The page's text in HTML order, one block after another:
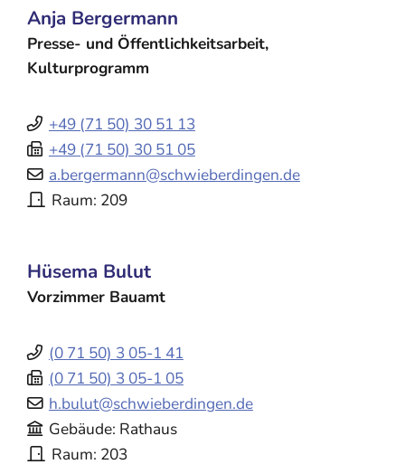
Anja Bergermann
Presse- und Öffentlichkeitsarbeit,
Kulturprogramm
+49 (71 50) 30 51 13
+49 (71 50) 30 51 05
a.bergermann@schwieberdingen.de
Raum 209
Hüsema Bulut
Vorzimmer Bauamt
(0 71 50) 3 05-1 41
(0 71 50) 3 05-1 05
h.bulut@schwieberdingen.de
Gebäude Rathaus
Raum 203